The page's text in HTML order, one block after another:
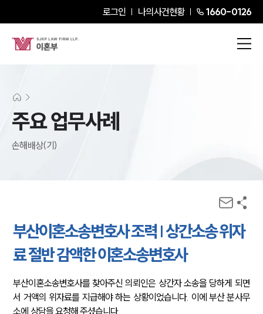
로그인 나의사건현황 1660-0126
주요 업무사례
손해배상(기)
부산이혼소송변호사 조력 | 상간소송 위자
료 절반 감액한 이혼소송변호사
부산이혼소송변호사를 찾아주신 의뢰인은 상간자 소송을 당하게 되면
서 거액의 위자료를 지급해야 하는 상황이었습니다. 이에 부산 분사무
소에 상담을 요청해 주셨습니다.